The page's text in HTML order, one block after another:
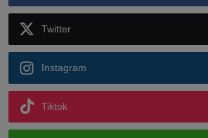
Twitter
Instagram
Tiktok